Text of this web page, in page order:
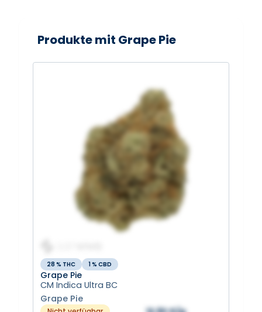
Produkte mit Grape Pie
28 % THC 1 % CBD
Grape Pie
CM Indica Ultra BC
Grape Pie